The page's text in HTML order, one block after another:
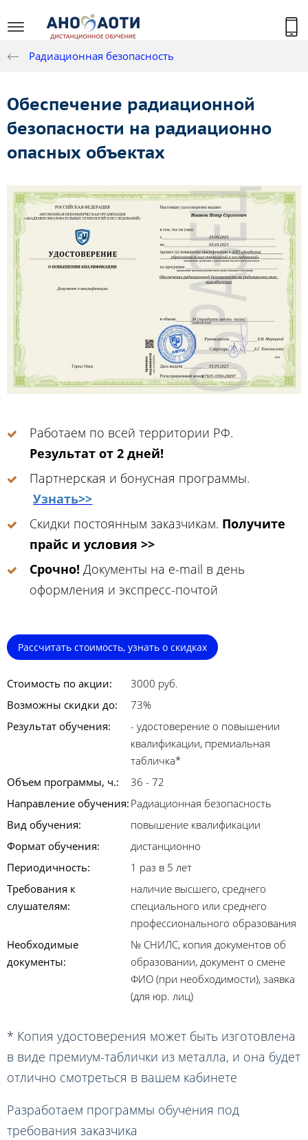
Радиационная безопасность
Обеспечение радиационной
безопасности на радиационно
опасных объектах
Работаем по всей территории РФ.
Результат от 2 дней!
Партнерская и бонусная программы.
Узнать>>
Скидки постоянным заказчикам. Получите
прайс и условия >>
Срочно! Документы на e-mail в день
оформления и экспресс-почтой
Рассчитать стоимость, узнать о скидках
Стоимость по акции:
3000 руб.
Возможны скидки до:
73%
Результат обучения:
- удостоверение о повышении
квалификации, премиальная
табличка*
Объем программы, ч.:
36 - 72
Направление обучения: Радиационная безопасность
Вид обучения:
повышение квалификации
Формат обучения:
дистанционно
Периодичность:
1 раз в 5 лет
Требования к
слушателям:
наличие высшего, среднего
специального или среднего
профессионального образования
Необходимые
документы:
№ СНИЛС, копия документов об
образовании, документ о смене
ФИО (при необходимости), заявка
(для юр. лиц)
* Копия удостоверения может быть изготовлена
в виде премиум-таблички из металла, и она будет
отлично смотреться в вашем кабинете
Разработаем программы обучения под
требования заказчика